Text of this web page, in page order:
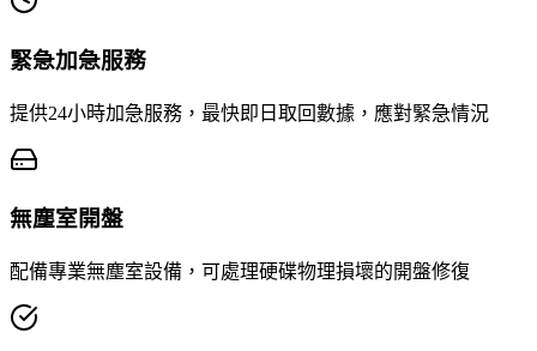
緊急加急服務
提供24小時加急服務，最快即日取回數據，應對緊急情況
無塵室開盤
配備專業無塵室設備，可處理硬碟物理損壞的開盤修復